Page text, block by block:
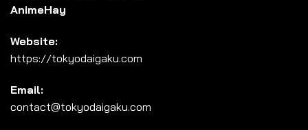
AnimeHay
Website:
https://tokyodaigaku.com
Email:
contact@tokyodaigaku.com